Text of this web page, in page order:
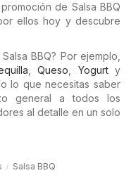
de Salsa BBQ
ellos hoy y descubre
BBQ? Por ejemplo,
,Queso Yogurty
lo que necesitas saber
general a todos los
al detalle en un solo
Salsa BBQ